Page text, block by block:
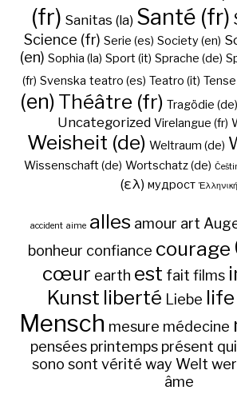
(fr) Sanitas (la) Santé (fr)
Science (fr) Serie (es) Society (en)
(en) Sophia (la) Sport (it) Sprache (de)
(fr) Svenska teatro (es) Teatro (it)
(en) Théâtre (fr) Tragödie (de)
Uncategorized Virelangue (fr)
Weisheit (de) Weltraum (de)
Wissenschaft (de) Wortschatz (de)
(ελ) мудрост Ἑλληνική
accident aime alles amour art
bonheur confiance courage
cœur earth est fait films
Kunst liberté Liebe life
Mensch mesure médecine
pensées printemps présent qui
sono sont vérité way Welt
âme